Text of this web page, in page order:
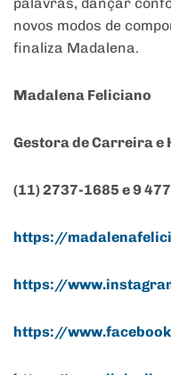
novos modos de
finaliza Madalena.
Madalena Feliciano
Gestora de Carreira e
(11) 2737-1685 e 9
https://
https://
https://